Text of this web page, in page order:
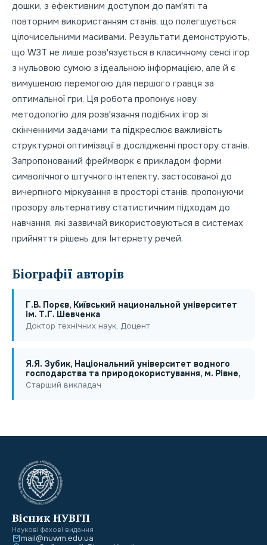
дошки, з ефективним доступом до пам'яті та
повторним використанням станів, що полегшується
цілочисельними масивами. Результати демонструють,
що W3T не лише розв'язується в класичному сенсі ігор
з нульовою сумою з ідеальною інформацією, але й є
вимушеною перемогою для першого гравця за
оптимальної гри. Ця робота пропонує нову
методологію для розв'язання подібних ігор зі
скінченними задачами та підкреслює важливість
структурної оптимізації в дослідженні простору станів.
Запропонований фреймворк є прикладом форми
символічного штучного інтелекту, застосованої до
вичерпного міркування в просторі станів, пропонуючи
прозору альтернативу статистичним підходам до
навчання, які зазвичай використовуються в системах
прийняття рішень для Інтернету речей.
Біографії авторів
Г.В. Порєв, Київський национальной університет
ім. Т.Г. Шевченка
Доктор технічних наук, Доцент
Я.Я. Зубик, Національний університет водного
господарства та природокористування, м. Рівне,
Старший викладач
Вісник НУВГП
Наукові фахові видання
mail@nuwm.edu.ua